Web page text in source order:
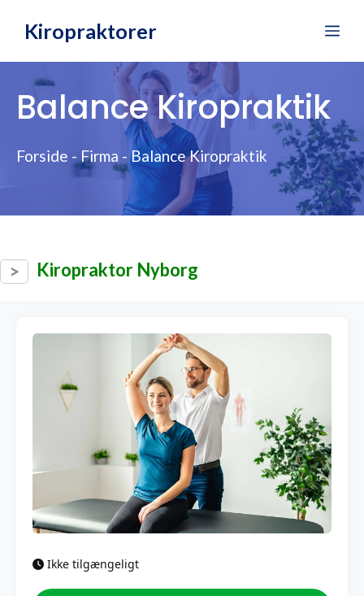
Kiropraktorer
Balance Kiropraktik
Forside -Firma -Balance Kiropraktik
Kiropraktor Nyborg
Ikke tilgængeligt